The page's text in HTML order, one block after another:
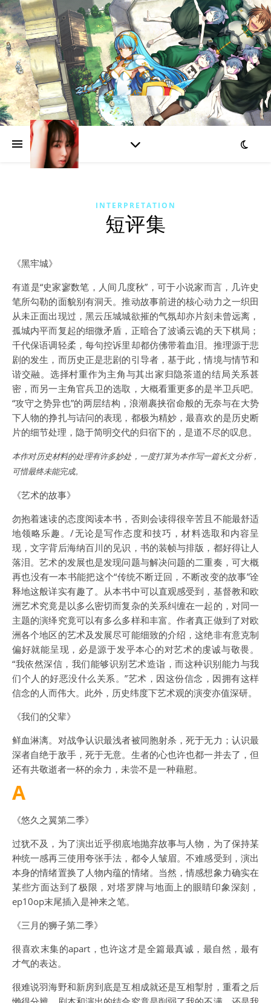
INTERPRETATION
短评集
《黑牢城》
有道是“史家寥数笔，人间几度秋”，可于小说家而言，几许史
笔所勾勒的面貌别有洞天。推动故事前进的核心动力之一织田
从未正面出现过，黑云压城城欲摧的气氛却亦片刻未曾远离，
孤城内平而复起的细微矛盾，正暗合了波谲云诡的天下棋局；
千代保语调轻柔，每句控诉里却都仿佛带着血泪。推理源于悲
剧的发生，而历史正是悲剧的引导者，基于此，情境与情节和
谐交融。选择村重作为主角与其出家归隐茶道的结局关系甚
密，而另一主角官兵卫的选取，大概看重更多的是半卫兵吧。
“攻守之势异也”的两层结构，浪潮裹挟宿命般的无奈与在大势
下人物的挣扎与诘问的表现，都极为精妙，最喜欢的是历史断
片的细节处理，隐于简明交代的归宿下的，是道不尽的叹息。
本作对历史材料的处理有许多妙处，一度打算为本作写一篇长文分析，
可惜最终未能完成。
《艺术的故事》
勿抱着速读的态度阅读本书，否则会读得很辛苦且不能最舒适
地领略乐趣。/无论是写作态度和技巧，材料选取和内容呈
现，文字背后海纳百川的见识，书的装帧与排版，都好得让人
落泪。艺术的发展也是发现问题与解决问题的二重奏，可大概
再也没有一本书能把这个“传统不断迂回，不断改变的故事”诠
释地这般详实有趣了。从本书中可以直观感受到，基督教和欧
洲艺术究竟是以多么密切而复杂的关系纠缠在一起的，对同一
主题的演绎究竟可以有多么多样和丰富。作者真正做到了对欧
洲各个地区的艺术及发展尽可能细致的介绍，这绝非有意克制
偏好就能呈现，必是源于发乎本心的对艺术的虔诚与敬畏。
“我依然深信，我们能够识别艺术造诣，而这种识别能力与我
们个人的好恶没什么关系。”艺术，因这份信念，因拥有这样
信念的人而伟大。此外，历史纬度下艺术观的演变亦值深研。
《我们的父辈》
鲜血淋漓。对战争认识最浅者被同胞射杀，死于无力；认识最
深者自绝于敌手，死于无意。生者的心也许也都一并去了，但
还有共敬逝者一杯的余力，未尝不是一种藉慰。
A
《悠久之翼第二季》
过犹不及，为了演出近乎彻底地抛弃故事与人物，为了保持某
种统一感再三使用夸张手法，都令人皱眉。不难感受到，演出
本身的情绪置换了人物内蕴的情绪。当然，情感想象力确实在
某些方面达到了极限，对塔罗牌与地面上的眼睛印象深刻，
ep10op末尾插入是神来之笔。
《三月的狮子第二季》
很喜欢末集的apart，也许这才是全篇最真诚，最自然，最有
才气的表达。
很难说羽海野和新房到底是互相成就还是互相掣肘，重看之后